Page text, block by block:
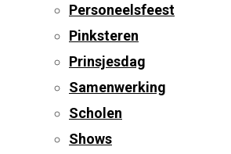
Personeelsfeest
Pinksteren
Prinsjesdag
Samenwerking
Scholen
Shows